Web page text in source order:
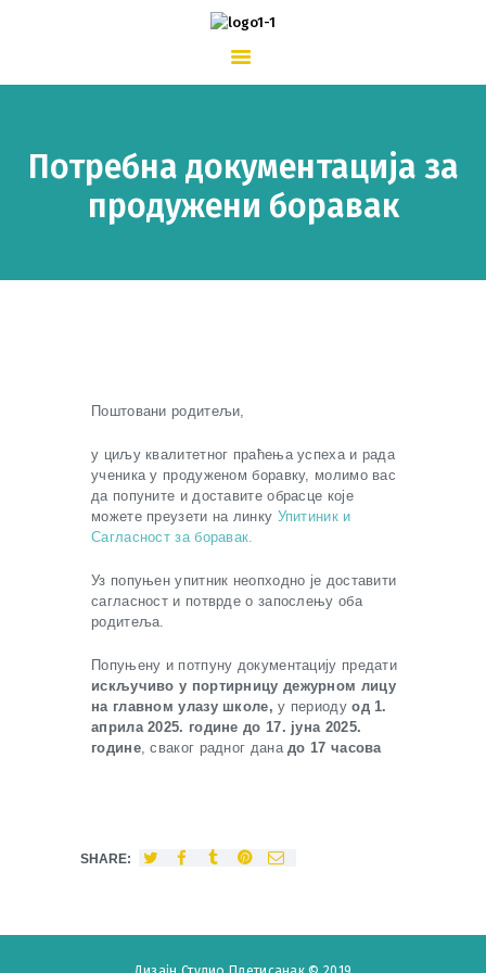
Потребна документација за
продужени боравак
ШКОЛСКИ ЖИВОТ
КОНТАКТ
Поштовани родитељи,
у циљу квалитетног праћења успеха и рада
ученика у продуженом боравку, молимо вас
да попуните и доставите обрасце које
можете преузети на линку Упитиник и
Сагласност за боравак.
Уз попуњен упитник неопходно је доставити
сагласност и потврде о запослењу оба
родитеља.
Попуњену и потпуну документацију предати
искључиво у портирницу дежурном лицу
на главном улазу школе, у периодуод 1.
априла 2025. године до 17. јуна 2025.
године, сваког радног данадо 17 часова
SHARE: